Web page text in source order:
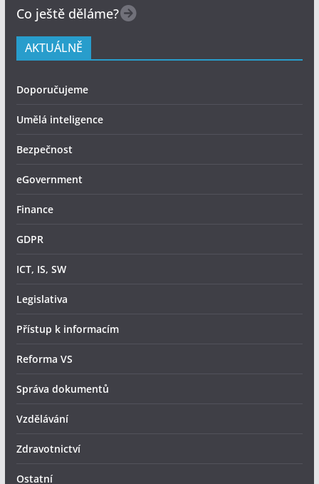
Co ještě děláme?
AKTUÁLNĚ
Doporučujeme
Umělá inteligence
Bezpečnost
eGovernment
Finance
GDPR
ICT, IS, SW
Legislativa
Přístup k informacím
Reforma VS
Správa dokumentů
Vzdělávání
Zdravotnictví
Ostatní